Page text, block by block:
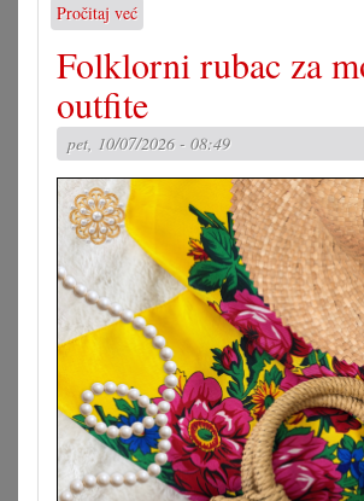
Pročitaj već
Američki
hit
na
mjenovskoj
pozornici
Folklorni rubac za
outfite
pet, 10/07/2026 - 08:49